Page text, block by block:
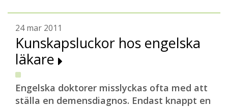
24 mar 2011
Kunskapsluckor hos engelska
läkare
Engelska doktorer misslyckas ofta med att
ställa en demensdiagnos. Endast knappt en